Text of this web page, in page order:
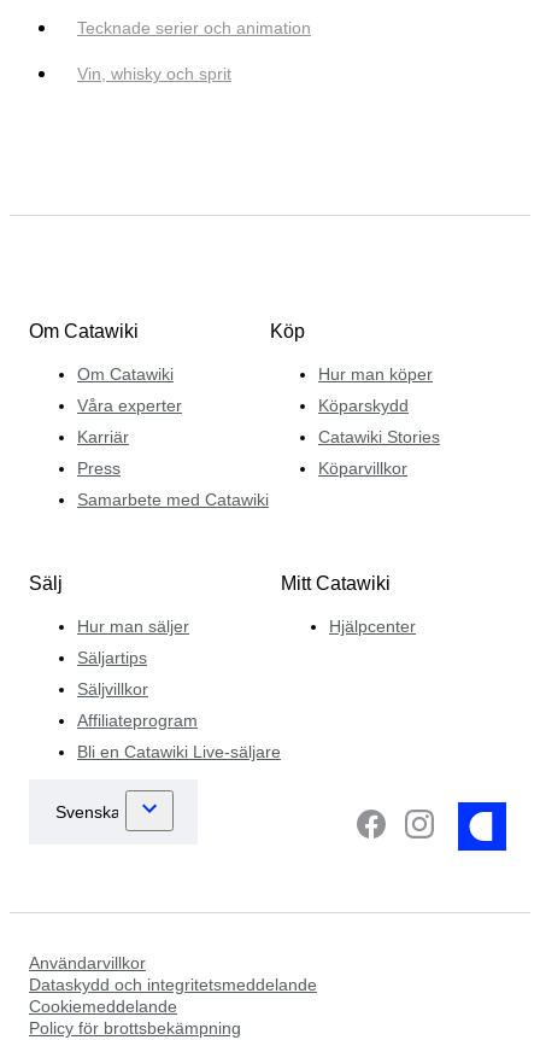
Tecknade serier och animation
Vin, whisky och sprit
Om Catawiki
Om Catawiki
Våra experter
Karriär
Press
Samarbete med Catawiki
Köp
Hur man köper
Köparskydd
Catawiki Stories
Köparvillkor
Sälj
Hur man säljer
Säljartips
Säljvillkor
Affiliateprogram
Bli en Catawiki Live-säljare
Mitt Catawiki
Hjälpcenter
Användarvillkor
Dataskydd och integritetsmeddelande
Cookiemeddelande
Policy för brottsbekämpning